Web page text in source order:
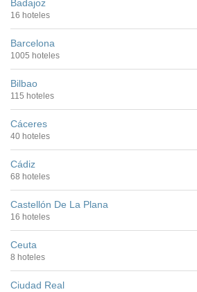
Badajoz
16 hoteles
Barcelona
1005 hoteles
Bilbao
115 hoteles
Cáceres
40 hoteles
Cádiz
68 hoteles
Castellón De La Plana
16 hoteles
Ceuta
8 hoteles
Ciudad Real